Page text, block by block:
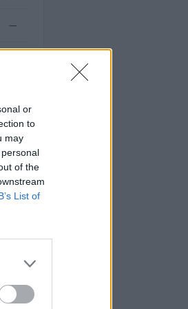
or
to
may
of the
List of
—